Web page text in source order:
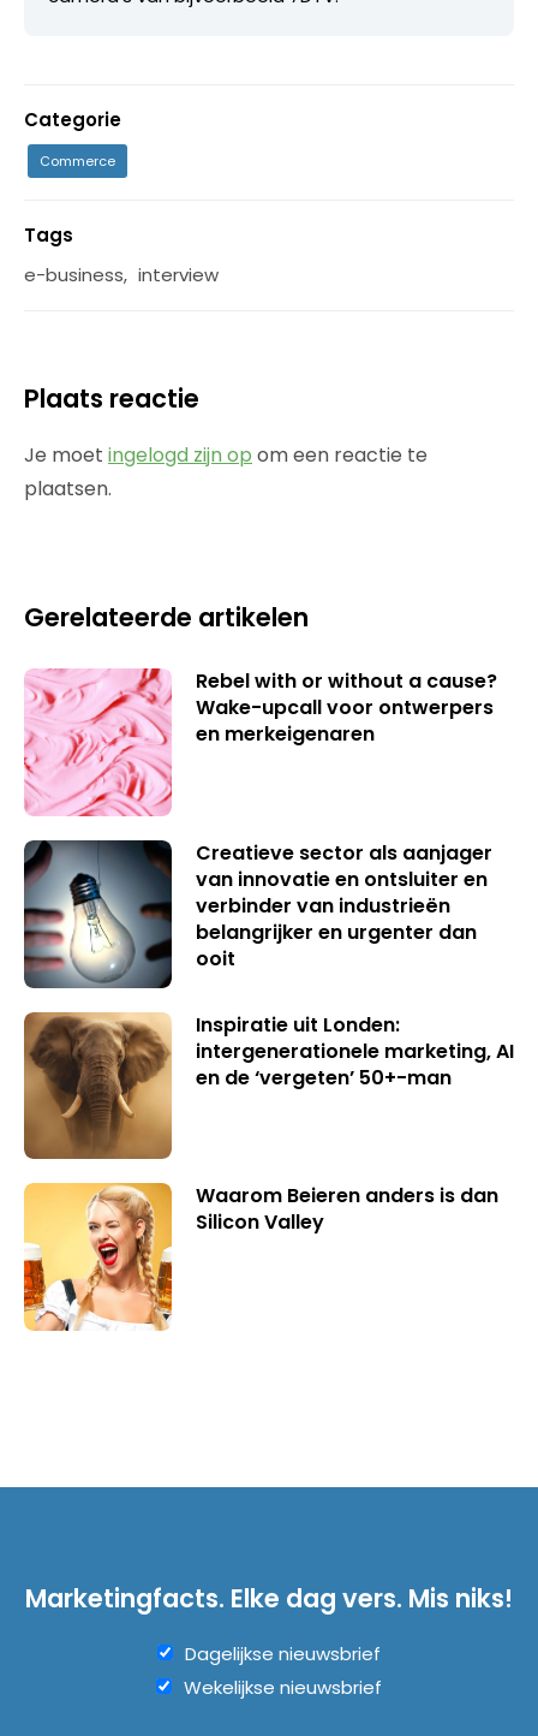
Categorie
Commerce
Tags
e-business, interview
Plaats reactie
Je moet ingelogd zijn op om een reactie te
plaatsen.
Gerelateerde artikelen
Rebel with or without a cause?
Wake-upcall voor ontwerpers
en merkeigenaren
Creatieve sector als aanjager
van innovatie en ontsluiter en
verbinder van industrieën
belangrijker en urgenter dan
ooit
Inspiratie uit Londen:
intergenerationele marketing, AI
en de ‘vergeten’ 50+-man
Waarom Beieren anders is dan
Silicon Valley
Marketingfacts. Elke dag vers. Mis niks!
Dagelijkse nieuwsbrief
Wekelijkse nieuwsbrief